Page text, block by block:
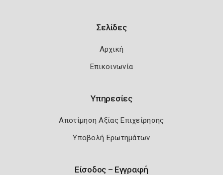
Σελίδες
Αρχική
Επικοινωνία
Υπηρεσίες
Αποτίμηση Αξίας Επιχείρησης
Υποβολή Ερωτημάτων
Είσοδος – Εγγραφή